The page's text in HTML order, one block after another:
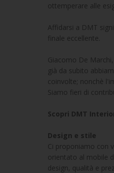
ottemperare alle
Affidarsi a DMT
finale eccellente.
Giacomo De
già da subito
coinvolte; nonchè
Siamo fieri di
Scopri DMT
Design e stile
Ci proponiamo con
orientato al mobile
design, qualità e